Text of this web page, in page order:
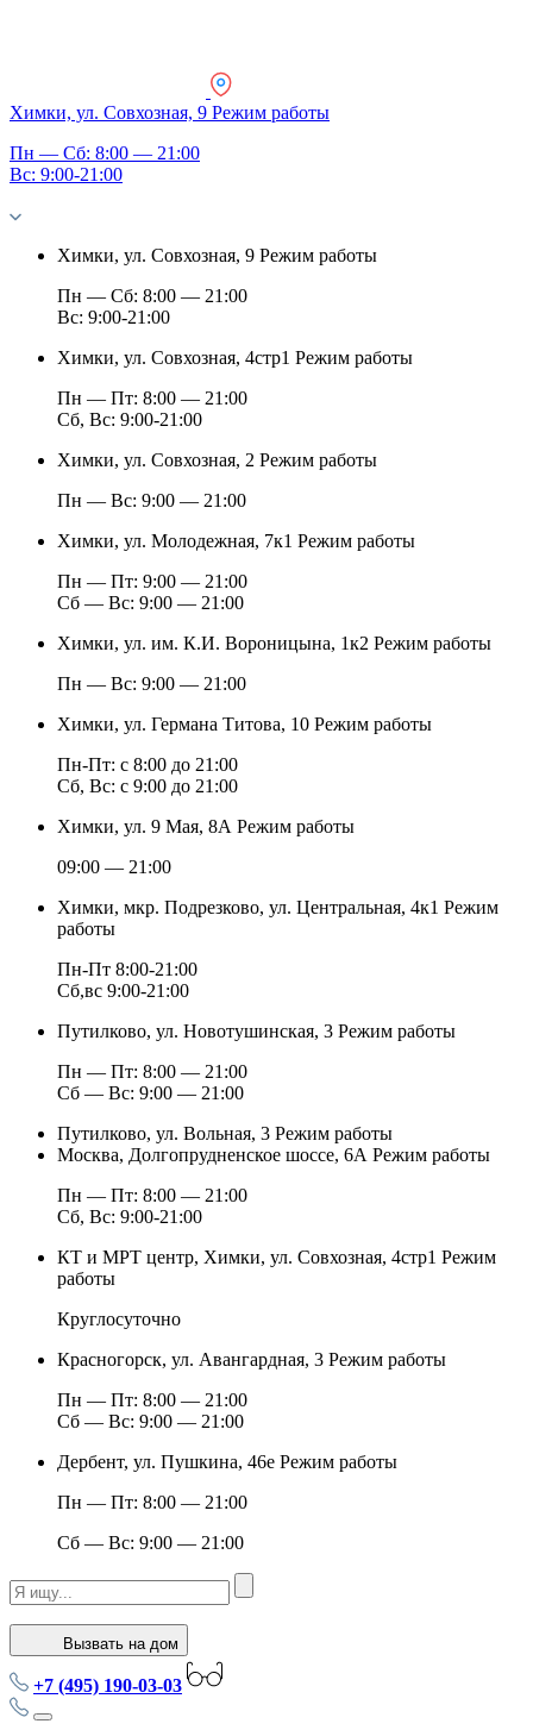
Химки, ул. Совхозная, 9 Режим работы
Пн — Сб: 8:00 — 21:00
Вс: 9:00-21:00
Химки, ул. Совхозная, 9 Режим работы
Пн — Сб: 8:00 — 21:00
Вс: 9:00-21:00
Химки, ул. Совхозная, 4стр1 Режим работы
Пн — Пт: 8:00 — 21:00
Сб, Вс: 9:00-21:00
Химки, ул. Совхозная, 2 Режим работы
Пн — Вс: 9:00 — 21:00
Химки, ул. Молодежная, 7к1 Режим работы
Пн — Пт: 9:00 — 21:00
Cб — Вс: 9:00 — 21:00
Химки, ул. им. К.И. Вороницына, 1к2 Режим работы
Пн — Вс: 9:00 — 21:00
Химки, ул. Германа Титова, 10 Режим работы
Пн-Пт: с 8:00 до 21:00
Сб, Вс: с 9:00 до 21:00
Химки, ул. 9 Мая, 8А Режим работы
09:00 — 21:00
Химки, мкр. Подрезково, ул. Центральная, 4к1 Режим
работы
Пн-Пт 8:00-21:00
Сб,вс 9:00-21:00
Путилково, ул. Новотушинская, 3 Режим работы
Пн — Пт: 8:00 — 21:00
Сб — Вс: 9:00 — 21:00
Путилково, ул. Вольная, 3 Режим работы
Москва, Долгопрудненское шоссе, 6А Режим работы
Пн — Пт: 8:00 — 21:00
Сб, Вс: 9:00-21:00
КТ и МРТ центр, Химки, ул. Совхозная, 4стр1 Режим
работы
Круглосуточно
Красногорск, ул. Авангардная, 3 Режим работы
Пн — Пт: 8:00 — 21:00
Сб — Вс: 9:00 — 21:00
Дербент, ул. Пушкина, 46е Режим работы
Пн — Пт: 8:00 — 21:00
Сб — Вс: 9:00 — 21:00
Вызвать на дом
+7 (495) 190-03-03